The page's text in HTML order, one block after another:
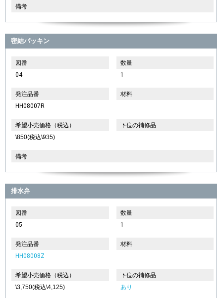
備考
密結パッキン
図番
04
数量
1
発注品番
HH08007R
材料
希望小売価格（税込）
\850(税込\935)
下位の補修品
備考
排水弁
図番
05
数量
1
発注品番
HH08008Z
材料
希望小売価格（税込）
\3,750(税込\4,125)
下位の補修品
あり